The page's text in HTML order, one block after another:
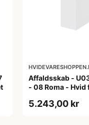
Affaldsskab -
- 08 Roma - Hvid
5.243,00 kr